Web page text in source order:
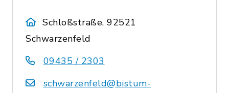
Schloßstraße, 92521
Schwarzenfeld
09435 / 2303
schwarzenfeld@bistum-